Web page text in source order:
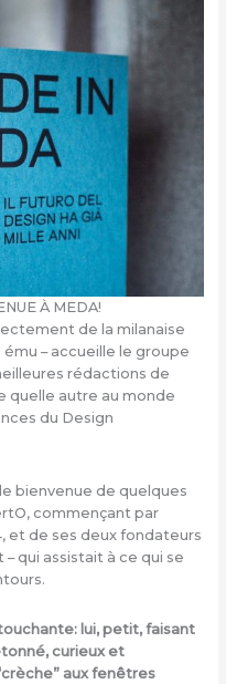
À MEDA!
de la milanaise
– accueille le groupe
rédactions de
quelle autre au monde
du Design
bienvenue de quelques
commençant par
et de ses deux fondateurs
qui assistait à ce qui se
lui, petit, faisant
curieux et
aux fenêtres